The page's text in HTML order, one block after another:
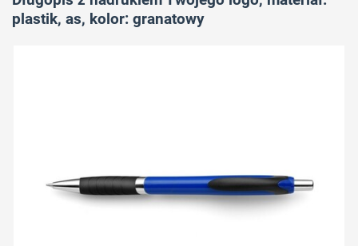
plastik, as, kolor: granatowy